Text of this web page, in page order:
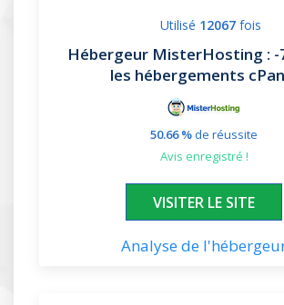
Utilisé 12067 fois
Hébergeur MisterHosting :
les hébergements
50.66 %de réussite
avis enregistré !
XXXXXX
VISITER LE SITE
Analyse de